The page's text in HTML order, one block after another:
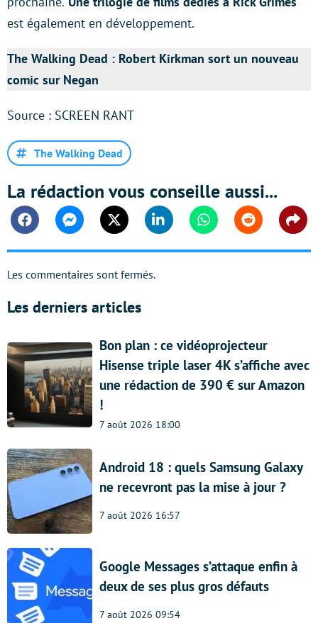
est également en développement.
The Walking Dead : Robert Kirkman sort un nouveau
comic sur Negan
Source : SCREEN RANT
The Walking Dead
La rédaction vous conseille aussi...
FacebookMessengerTwitter Linkedin WhatsappReddit
Les commentaires sont fermés.
Les derniers articles
Bon plan : ce vidéoprojecteur
Hisense triple laser 4K s’affiche avec
une rédaction de 390 € sur Amazon
!
7 août 2026 18:00
Android 18 : quels Samsung Galaxy
ne recevront pas la mise à jour ?
7 août 2026 16:57
Google Messages s’attaque enfin à
deux de ses plus gros défauts
7 août 2026 09:54